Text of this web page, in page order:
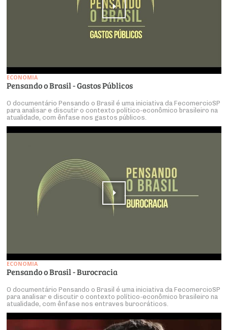
ECONOMIA
Pensando o Brasil - Gastos Públicos
O documentário Pensando o Brasil é uma iniciativa da FecomercioSP
para analisar e discutir o contexto político-econômico brasileiro na
atualidade, com ênfase nos gastos públicos.
ECONOMIA
Pensando o Brasil - Burocracia
O documentário Pensando o Brasil é uma iniciativa da FecomercioSP
para analisar e discutir o contexto político-econômico brasileiro na
atualidade, com ênfase nos entraves burocráticos.